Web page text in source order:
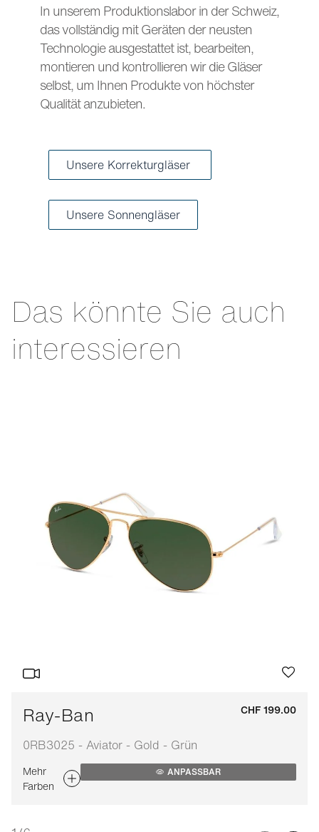
In unserem Produktionslabor in der Schweiz,
das vollständig mit Geräten der neusten
Technologie ausgestattet ist, bearbeiten,
montieren und kontrollieren wir die Gläser
selbst, um Ihnen Produkte von höchster
Qualität anzubieten.
Unsere Korrekturgläser
Unsere Sonnengläser
Das könnte Sie auch
interessieren
Ray-Ban
0RB3025 - Aviator - Gold - Grün
CHF 199.00
Mehr
Farben
ANPASSBAR